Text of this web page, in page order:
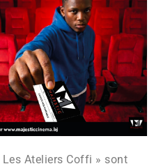
Les Ateliers Coffi » sont